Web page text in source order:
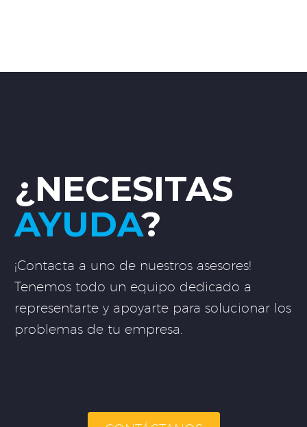
¿NECESITAS
AYUDA?
¡Contacta a uno de nuestros asesores!
Tenemos todo un equipo dedicado a
representarte y apoyarte para solucionar los
problemas de tu empresa.